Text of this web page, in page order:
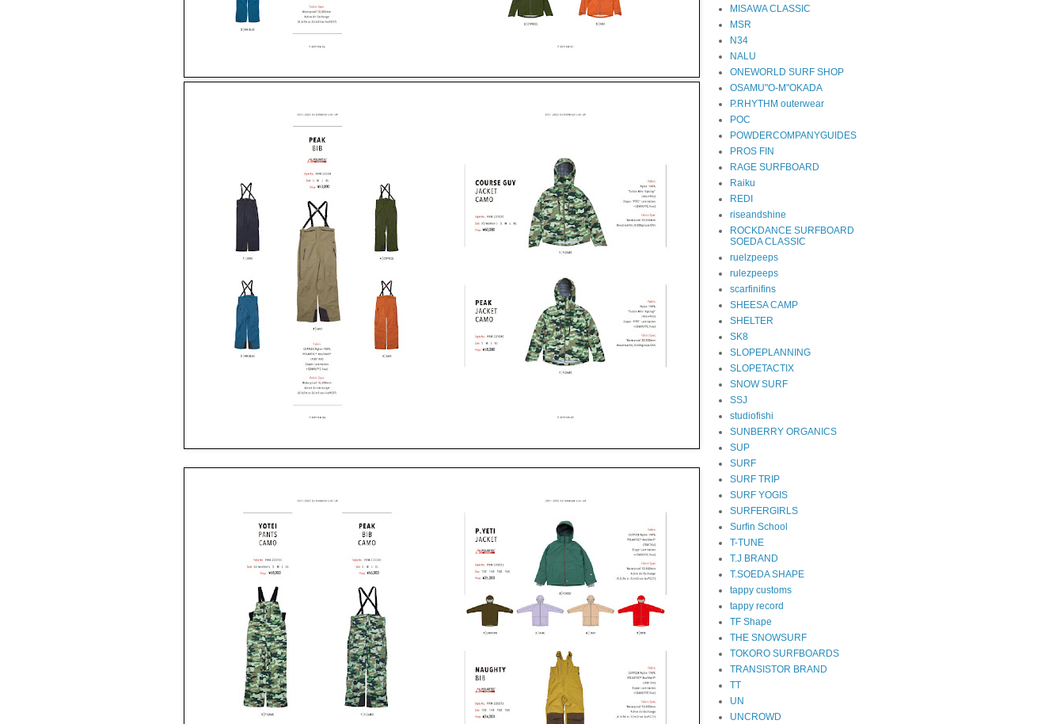
MISAWA CLASSIC
MSR
N34
NALU
ONEWORLD SURF SHOP
OSAMU"O-M"OKADA
P.RHYTHM outerwear
POC
POWDERCOMPANYGUIDES
PROS FIN
RAGE SURFBOARD
Raiku
REDI
riseandshine
ROCKDANCE SURFBOARD
SOEDA CLASSIC
ruelzpeeps
rulezpeeps
scarfinifins
SHEESA CAMP
SHELTER
SK8
SLOPEPLANNING
SLOPETACTIX
SNOW SURF
SSJ
studiofishi
SUNBERRY ORGANICS
SUP
SURF
SURF TRIP
SURF YOGIS
SURFERGIRLS
Surfin School
T-TUNE
T.J BRAND
T.SOEDA SHAPE
tappy customs
tappy record
TF Shape
THE SNOWSURF
TOKORO SURFBOARDS
TRANSISTOR BRAND
TT
UN
UNCROWD